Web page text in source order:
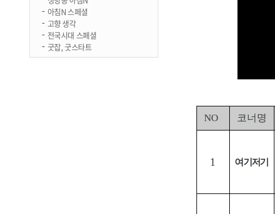
아침N 스페셜
고향 생각
전국시대 스페셜
굿잡, 굿스타트
NO 코너명
1 여기저기